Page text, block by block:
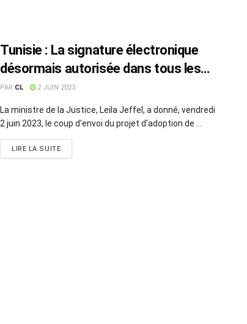
Tunisie : La signature électronique
désormais autorisée dans tous les
tribunaux
PAR CL 2 JUIN 2023
La ministre de la Justice, Leila Jeffel, a donné, vendredi
2 juin 2023, le coup d'envoi du projet d'adoption de ...
LIRE LA SUITE